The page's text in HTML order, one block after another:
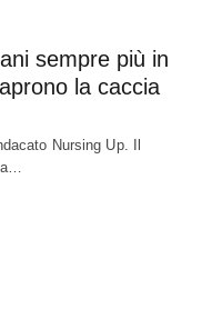
sempre più in
la caccia
Nursing Up. Il